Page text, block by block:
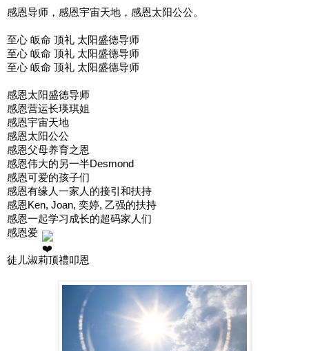
感恩导师，感恩宇宙天地，感恩太阳公公。
至心 皈命 顶礼 太阳盛德导师
至心 皈命 顶礼 太阳盛德导师
至心 皈命 顶礼 太阳盛德导师
感恩太阳盛德导师
感恩营运长瑛琪姐
感恩宇宙天地
感恩太阳公公
感恩父母养育之恩
感恩伟大的另一半Desmond
感恩可爱的孩子们
感恩有缘人一家人的接引和扶持
感恩Ken, Joan, 奕婷, 乙强的扶持
感恩一起学习成长的超码家人们
感恩爱
徒儿淑莉顶禮叩恩